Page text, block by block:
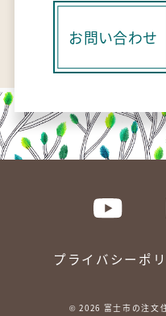
お問い合わせ
プライバシーポ
©2026 富士市の注文